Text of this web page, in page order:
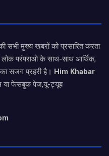
सभी मुख्य खबरों को प्रसारित करता
लोक परंपराओ के साथ-साथ आर्थिक,
का सजग प्रहरी है। Him Khabar
या फेसबुक पेज,यू-ट्यूब